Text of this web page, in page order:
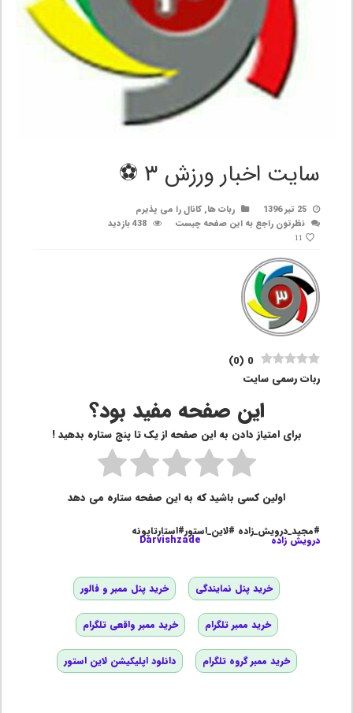
سایت اخبار ورزش ۳ ⚽️
25 تیر 1396 ربات ها,کانال را می پذیرم
نظرتون راجع به این صفحه چیست
438 بازدید
11
0
(
0
)
ربات رسمی سایت
این صفحه مفید بود؟
برای امتیاز دادن به این صفحه از یک تا پنج ستاره بدهید !
اولین کسی باشید که به این صفحه ستاره می دهد
#مجید_درویش_زاده #لاین_استور#استارتاپونه
درویش زاده Darvishzade
خرید پنل نمایندگی خرید پنل ممبر و فالور
خرید ممبر تلگرام خرید ممبر واقعی تلگرام
خرید ممبر گروه تلگرام دانلود اپلیکیشن لاین استور